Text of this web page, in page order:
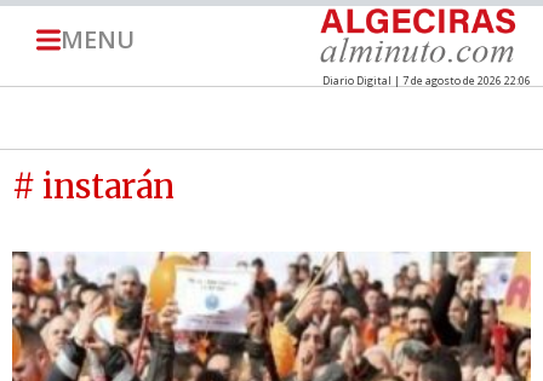
MENU
Diario Digital | 7 de agosto de 2026 22:06
# instarán